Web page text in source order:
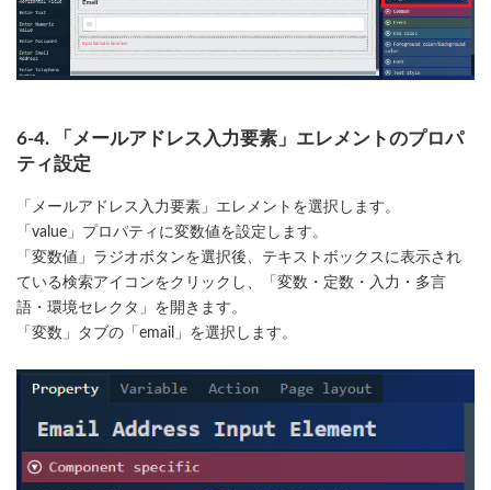
6-4. 「メールアドレス入力要素」エレメントのプロパ
ティ設定
「メールアドレス入力要素」エレメントを選択します。
「value」プロパティに変数値を設定します。
「変数値」ラジオボタンを選択後、テキストボックスに表示され
ている検索アイコンをクリックし、「変数・定数・入力・多言
語・環境セレクタ」を開きます。
「変数」タブの「email」を選択します。